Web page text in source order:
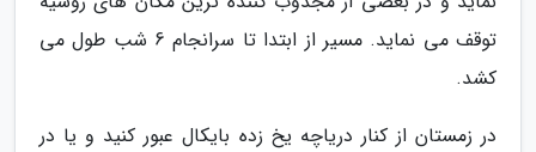
توقف می نماید. مسیر از ابتدا تا سرانجام 6 شب طول می
کشد.
در زمستان از کنار دریاچه یخ زده بایکال عبور کنید و یا در